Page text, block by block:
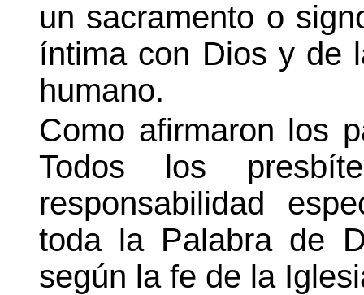
un sacramento o
íntima con Dios y de
humano.
Como afirmaron los
Todos los
responsabilidad
toda la Palabra de
según la fe de la